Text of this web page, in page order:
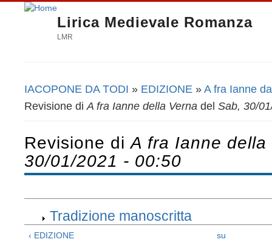
Lirica Medievale Romanza
LMR
Tu sei qui
IACOPONE DA TODI » EDIZIONE » A fra Ianne
Revisione di A fra Ianne della Verna del Sab, 30/
Revisione diA fra Ianne
30/01/2021 - 00:50
Tradizione manoscritta
‹ EDIZIONE su